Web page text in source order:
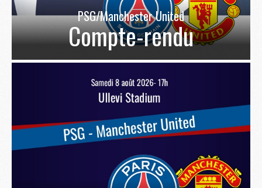
PSG/Manchester United
Compte-rendu